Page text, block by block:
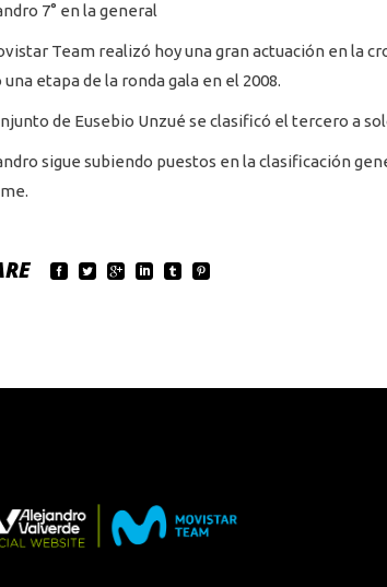
7° en la general
Team realizó hoy una gran actuación en la
una etapa de la ronda gala en el 2008.
de Eusebio Unzué se clasificó el tercero a
sigue subiendo puestos en la clasificación